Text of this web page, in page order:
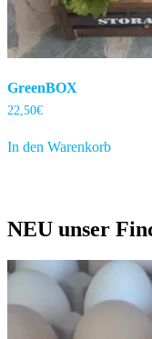
GreenBOX
22,50€
In den Warenkorb
NEU unser